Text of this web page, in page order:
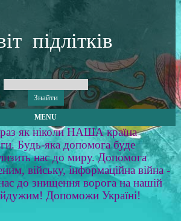
підлітків
MENU
як ніколи НАША країна
Будь-яка допомога буде
нас до миру. Допомога
війську, інформаційна війна -
до знищення ворога на нашій
Допоможи Україні!